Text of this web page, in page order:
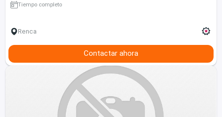
Tiempo completo
Renca
Contactar ahora